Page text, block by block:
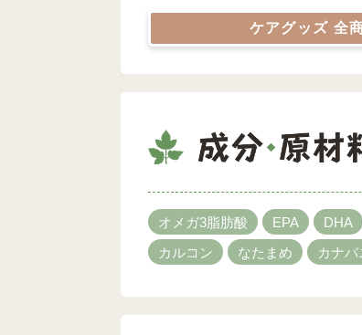
ケアグッズ 全
オメガ3脂肪酸 EPA DHA
カルコン
なたまめ カナバ